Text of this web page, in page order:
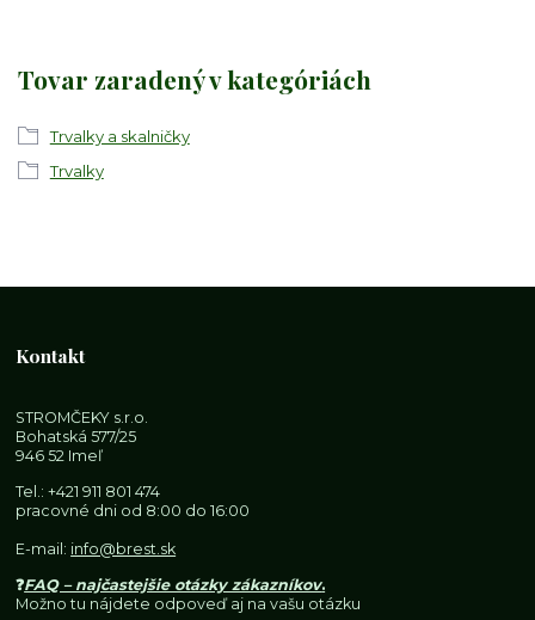
Tovar zaradený v kategóriách
Trvalky a skalničky
Trvalky
Kontakt
STROMČEKY s.r.o.
Bohatská 577/25
946 52 Imeľ
Tel.:+421 911 801 474
pracovné dni od 8:00 do 16:00
E-mail: info@brest.sk
❓FAQ – najčastejšie otázky zákazníkov.
Možno tu nájdete odpoveď aj na vašu otázku